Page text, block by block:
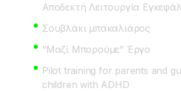
Αποδεκτή Λειτουργία
Σουβλάκι μπακαλιάρος
“Μαζί Μπορούμε” Έργο
Pilot training for parents and
children with ADHD